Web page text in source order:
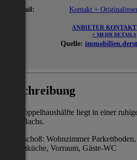
E-Mail: Kontakt +
ANBIETER
+ MEHR DETAILS
Quelle:
Beschreibung
Die Doppelhaushälfte liegt in einer
Alter Bachs.
Erdgeschoß: Wohnzimmer
Einbauküche, Vorraum, Gäste-WC